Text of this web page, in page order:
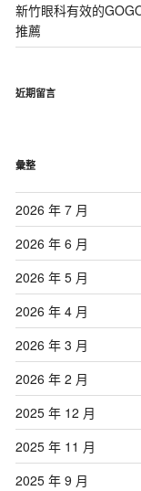
新竹眼科有效的
推薦
近期留言
彙整
2026 年 7 月
2026 年 6 月
2026 年 5 月
2026 年 4 月
2026 年 3 月
2026 年 2 月
2025 年 12 月
2025 年 11 月
2025 年 9 月